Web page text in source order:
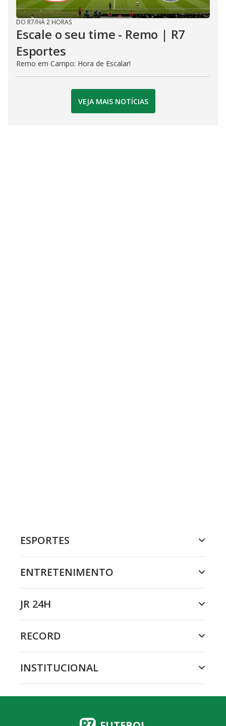
DO R7/HÁ 2 HORAS
Escale o seu time - Remo | R7
Esportes
Remo em Campo: Hora de Escalar!
VEJA MAIS NOTÍCIAS
ESPORTES
ENTRETENIMENTO
JR 24H
RECORD
INSTITUCIONAL